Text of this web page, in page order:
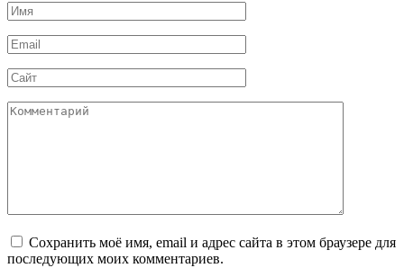
Имя
*
Email
*
Сайт
Комментарий
Сохранить моё имя, email и адрес сайта в этом браузере для
последующих моих комментариев.